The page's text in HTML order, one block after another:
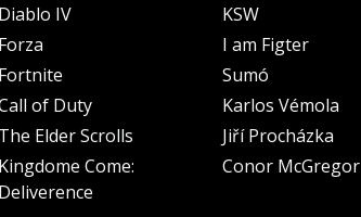
Diablo IV
Forza
Fortnite
of Duty
The Elder Scrolls
Kingdome Come:
Deliverence
KSW
I am Figter
Sumó
Karlos Vémola
Jiří Procházka
Conor McGregor